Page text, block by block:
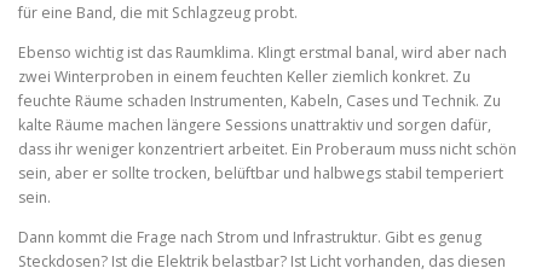
für eine Band, die mit Schlagzeug probt.
Ebenso wichtig ist das Raumklima. Klingt erstmal banal, wird aber nach
zwei Winterproben in einem feuchten Keller ziemlich konkret. Zu
feuchte Räume schaden Instrumenten, Kabeln, Cases und Technik. Zu
kalte Räume machen längere Sessions unattraktiv und sorgen dafür,
dass ihr weniger konzentriert arbeitet. Ein Proberaum muss nicht schön
sein, aber er sollte trocken, belüftbar und halbwegs stabil temperiert
sein.
Dann kommt die Frage nach Strom und Infrastruktur. Gibt es genug
Steckdosen? Ist die Elektrik belastbar? Ist Licht vorhanden, das diesen